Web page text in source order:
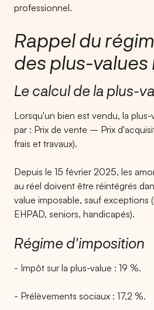
professionnel.
Rappel du
des plus-values
Le calcul de la plus-
Lorsqu'un bien est vendu, la
par : Prix de vente – Prix
frais et travaux).
Depuis le 15 février 2025, les
au réel doivent être réintégrés
value imposable, sauf exceptions
EHPAD, seniors, handicapés).
Régime d'imposition
- Impôt sur la plus-value : 19 %.
- Prélèvements sociaux : 17,2 %.